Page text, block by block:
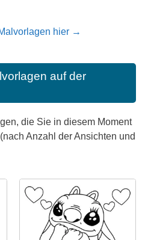
hier →
auf der
die Sie in diesem Moment
Anzahl der Ansichten und